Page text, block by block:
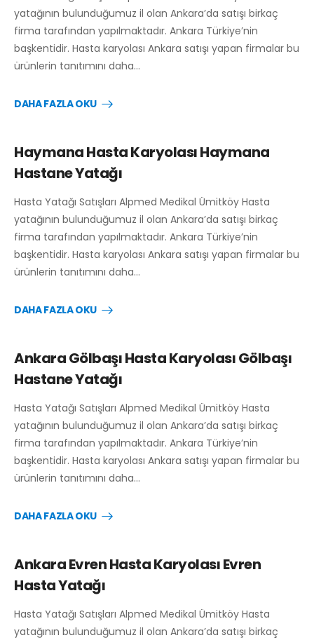
yatağının bulunduğumuz il olan Ankara’da satışı birkaç
firma tarafından yapılmaktadır. Ankara Türkiye’nin
başkentidir. Hasta karyolası Ankara satışı yapan firmalar bu
ürünlerin tanıtımını daha…
DAHA FAZLA OKU
Haymana Hasta Karyolası Haymana
Hastane Yatağı
Hasta Yatağı Satışları Alpmed Medikal Ümitköy Hasta
yatağının bulunduğumuz il olan Ankara’da satışı birkaç
firma tarafından yapılmaktadır. Ankara Türkiye’nin
başkentidir. Hasta karyolası Ankara satışı yapan firmalar bu
ürünlerin tanıtımını daha…
DAHA FAZLA OKU
Ankara Gölbaşı Hasta Karyolası Gölbaşı
Hastane Yatağı
Hasta Yatağı Satışları Alpmed Medikal Ümitköy Hasta
yatağının bulunduğumuz il olan Ankara’da satışı birkaç
firma tarafından yapılmaktadır. Ankara Türkiye’nin
başkentidir. Hasta karyolası Ankara satışı yapan firmalar bu
ürünlerin tanıtımını daha…
DAHA FAZLA OKU
Ankara Evren Hasta Karyolası Evren
Hasta Yatağı
Hasta Yatağı Satışları Alpmed Medikal Ümitköy Hasta
yatağının bulunduğumuz il olan Ankara’da satışı birkaç